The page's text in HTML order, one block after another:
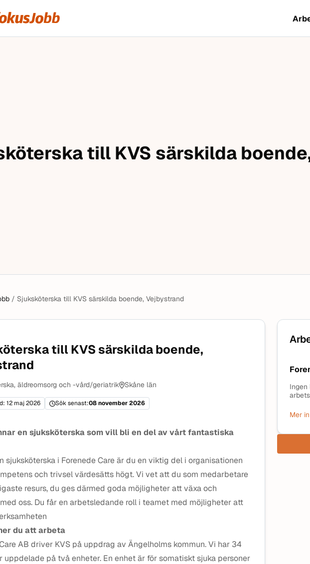
innehåll
till KVS särskilda
/ Sjuksköterska till KVS särskilda boende, Vejbystrand
till KVS särskilda boende,
äldreomsorg och -vård/geriatrik Skåne län
12 maj 2026 Sök senast:08 november 2026
en sjuksköterska som vill bli en del av vårt fantastiska
sjuksköterska i Forenede Care är du en viktig del i organisationen
och trivsel värdesätts högt. Vi vet att du som medarbetare
resurs, du ges därmed goda möjligheter att växa och
oss. Du får en arbetsledande roll i teamet med möjligheter att
du att arbeta
AB driver KVS på uppdrag av Ängelholms kommun. Vi har 34
uppdelade på två enheter. En enhet är för somatiskt sjuka personer
Mer